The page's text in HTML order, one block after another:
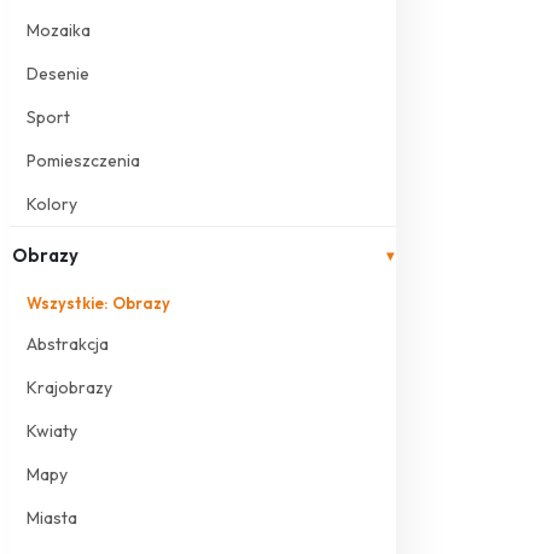
Mozaika
Desenie
Sport
Pomieszczenia
Kolory
Obrazy ▾
Wszystkie: Obrazy
Abstrakcja
Krajobrazy
Kwiaty
Mapy
Miasta